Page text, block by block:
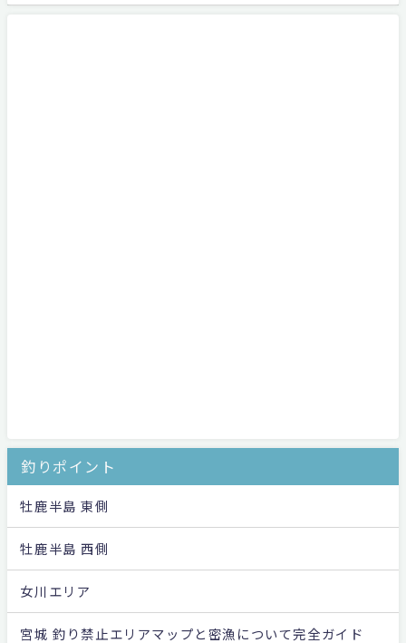
釣りポイント
牡鹿半島 東側
牡鹿半島 西側
女川エリア
宮城 釣り禁止エリアマップと密漁について完全ガイド